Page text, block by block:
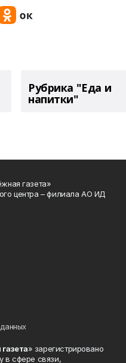
Рубрика "Еда и
напитки"
газета»
центра – филиала АО ИД
» зарегистрировано
в сфере связи,